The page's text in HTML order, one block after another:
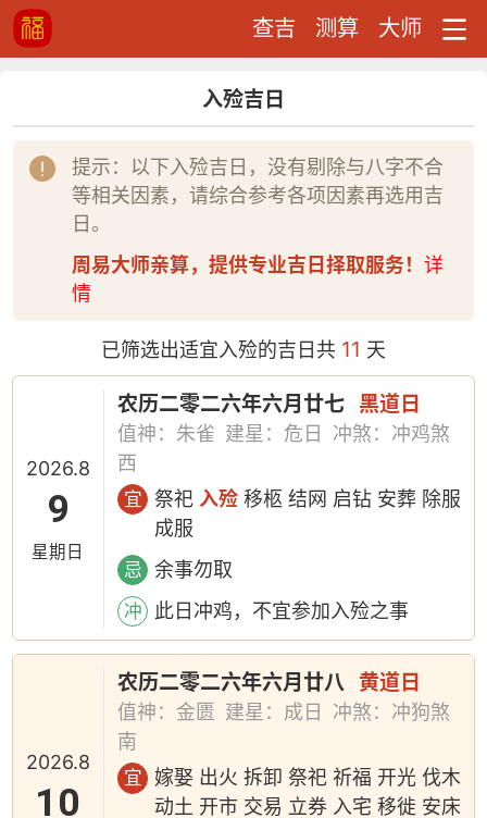
查吉 测算 大师
入殓吉日
提示：以下入殓吉日，没有剔除与八字不合
等相关因素，请综合参考各项因素再选用吉
日。
周易大师亲算，提供专业吉日择取服务！ 详
情
已筛选出适宜入殓的吉日共 11 天
2026.8
9
星期日
农历二零二六年六月廿七 黑道日
值神：朱雀 建星：危日
冲煞：冲鸡煞
西
宜 祭祀 入殓 移柩 结网 启钻 安葬 除服
成服
忌 余事勿取
冲 此日冲鸡，不宜参加入殓之事
2026.8
10
农历二零二六年六月廿八 黄道日
值神：金匮 建星：成日
冲煞：冲狗煞
南
宜
嫁娶 出火 拆卸 祭祀 祈福 开光 伐木
动土 开市 交易 立券 入宅 移徙 安床